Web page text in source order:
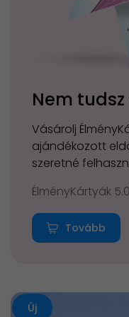
Nem
Vásárolj
ajándékozott
szeretné
ÉlményKártyák
Tovább
Új